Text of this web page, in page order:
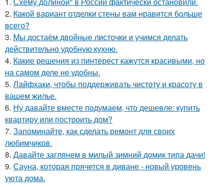
2. Какой вариант отделки стены вам нравится больше
всего?
3. Мы достаём двойные листочки и учимся делать
действительно удобную кухню.
4. Какие решения из пинтерест кажутся красивыми, но
на самом деле не удобны.
5. Лайфхаки, чтобы поддерживать чистоту и красоту в
вашем жилье.
6. Ну давайте вместе подумаем, что дешевле: купить
квартиру или построить дом?
7. Запоминайте, как сделать ремонт для своих
любимчиков.
8. Давайте заглянем в милый зимний домик типа дачи!
9. Сауна, которая прячется в диване - новый уровень
уюта дома.